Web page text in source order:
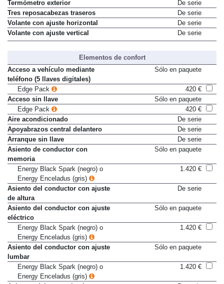
Termómetro exterior
De serie
Tres reposacabezas traseros
De serie
Volante con ajuste horizontal
De serie
Volante con ajuste vertical
De serie
Elementos de confort
Acceso a vehículo mediante
teléfono (5 llaves digitales)
Sólo en paquete
Edge Pack
420 €
Acceso sin llave
Sólo en paquete
Edge Pack
420 €
Aire acondicionado
De serie
Apoyabrazos central delantero
De serie
Arranque sin llave
De serie
Asiento de conductor con
memoria
Sólo en paquete
Energy Black Spark (negro) o
Energy Enceladus (gris)
1.420 €
Asiento del conductor con ajuste
de altura
De serie
Asiento del conductor con ajuste
eléctrico
Sólo en paquete
Energy Black Spark (negro) o
Energy Enceladus (gris)
1.420 €
Asiento del conductor con ajuste
lumbar
Sólo en paquete
Energy Black Spark (negro) o
Energy Enceladus (gris)
1.420 €